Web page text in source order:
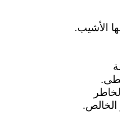
الأشيب.
الخالص.